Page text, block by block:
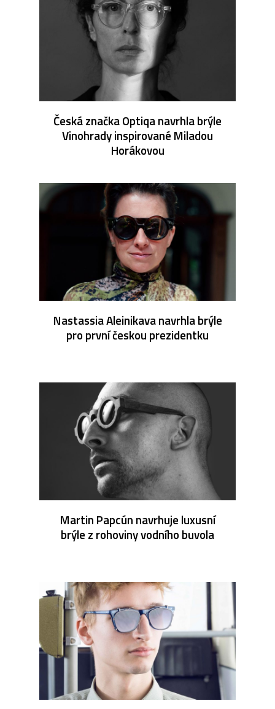
Česká značka Optiqa navrhla brýle
Vinohrady inspirované Miladou
Horákovou
Nastassia Aleinikava navrhla brýle
pro první českou prezidentku
Martin Papcún navrhuje luxusní
brýle z rohoviny vodního buvola